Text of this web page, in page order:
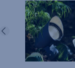
MÖRKGRÅ
Föregående